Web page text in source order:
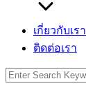
เกี่ยวกับเรา
ติดต่อเรา
Search
for: